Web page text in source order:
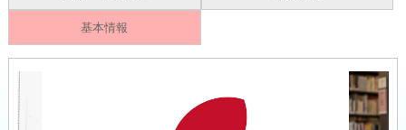
基本情報